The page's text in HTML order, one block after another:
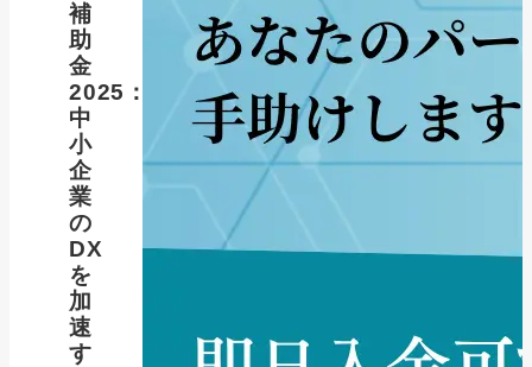
補
助
金
2025：
中
小
企
業
の
DX
を
加
速
す